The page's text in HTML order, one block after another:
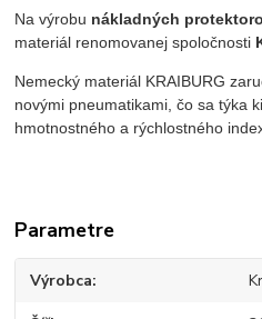
Na výrobu nákladných
materiál renomovanej spoločnosti
Nemecký materiál KRAIBURG
novými pneumatikami, čo sa týka
hmotnostného a rýchlostného
Parametre
Výrobca